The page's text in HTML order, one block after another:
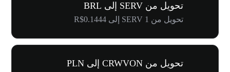
تحويل من SERV إلى BRL
تحويل من 1 SERV إلى R$0.1444
تحويل من CRWVON إلى PLN